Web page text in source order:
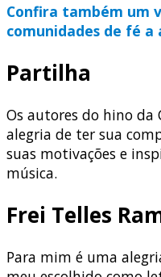
Confira também um
comunidades de fé a
Partilha
Os autores do hino da
alegria de ter sua
suas motivações e
música.
Frei Telles
Para mim é uma